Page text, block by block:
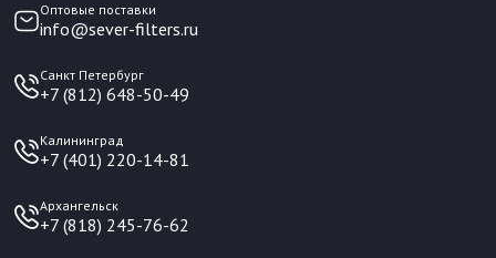
Оптовые поставки
info@sever-filters.ru
Санкт Петербург
+7 (812) 648-50-49
Калининград
+7 (401) 220-14-81
Архангельск
+7 (818) 245-76-62